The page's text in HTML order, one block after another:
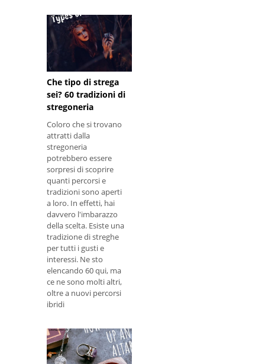
dell'Inghilterra. P
Che tipo di strega
sei? 60 tradizioni di
stregoneria
Coloro che si trovano
attratti dalla
stregoneria
potrebbero essere
sorpresi di scoprire
quanti percorsi e
tradizioni sono aperti
a loro. In effetti, hai
davvero l'imbarazzo
della scelta. Esiste una
tradizione di streghe
per tutti i gusti e
interessi. Ne sto
elencando 60 qui, ma
ce ne sono molti altri,
oltre a nuovi percorsi
ibridi